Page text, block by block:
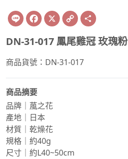
Line Facebook
X Copy
Link
DN-31-017 鳳尾雞冠 玫瑰粉
商品貨號：DN-31-017
商品摘要
品牌｜葻之花
產地｜日本
材質｜乾燥花
規格｜約40g
尺寸｜約L40~50cm